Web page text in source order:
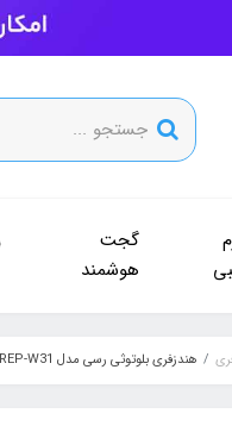
گجت
هوشمند
هندزفری بلوتوثی رسی مدل Recci REP-W31